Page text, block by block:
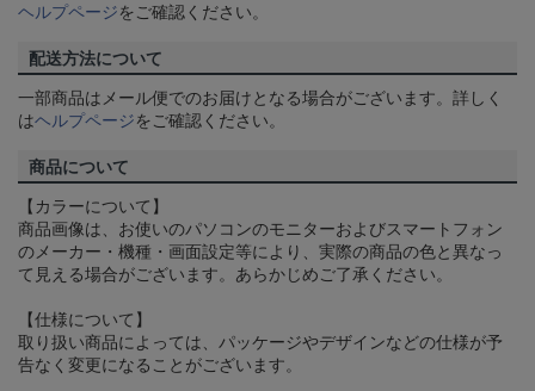
ヘルプページをご確認ください。
配送方法について
一部商品はメール便でのお届けとなる場合がございます。詳しく
はヘルプページをご確認ください。
商品について
【カラーについて】
商品画像は、お使いのパソコンのモニターおよびスマートフォン
のメーカー・機種・画面設定等により、実際の商品の色と異なっ
て見える場合がございます。あらかじめご了承ください。
【仕様について】
取り扱い商品によっては、パッケージやデザインなどの仕様が予
告なく変更になることがございます。